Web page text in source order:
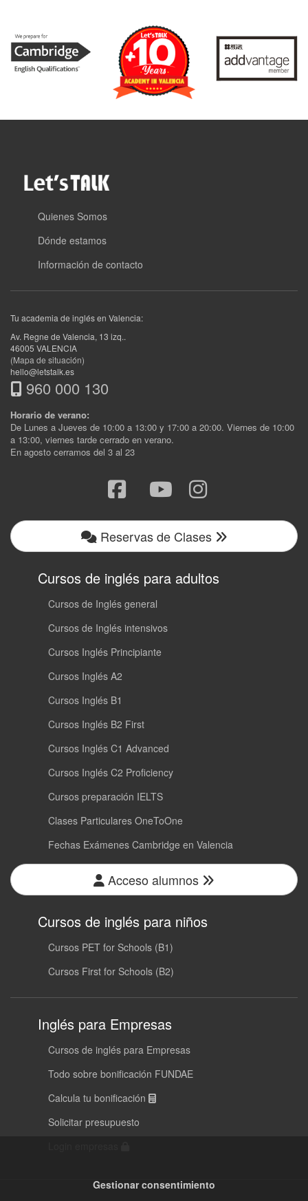
Quienes Somos
Dónde estamos
Información de contacto
Tu academia de inglés en Valencia:
Av. Regne de Valencia, 13 izq..
46005 VALENCIA
(Mapa de situación)
hello@letstalk.es
960 000 130
Horario de verano:
De Lunes a Jueves de 10:00 a 13:00 y 17:00 a 20:00. Viernes de 10:00
a 13:00, viernes tarde cerrado en verano.
En agosto cerramos del 3 al 23
Reservas de Clases
Cursos de inglés para adultos
Cursos de Inglés general
Cursos de Inglés intensivos
Cursos Inglés Principiante
Cursos Inglés A2
Cursos Inglés B1
Cursos Inglés B2 First
Cursos Inglés C1 Advanced
Cursos Inglés C2 Proficiency
Cursos preparación IELTS
Clases Particulares OneToOne
Fechas Exámenes Cambridge en Valencia
Acceso alumnos
Cursos de inglés para niños
Cursos PET for Schools (B1)
Cursos First for Schools (B2)
Inglés para Empresas
Cursos de inglés para Empresas
Todo sobre bonificación FUNDAE
Calcula tu bonificación
Solicitar presupuesto
Gestionar consentimiento